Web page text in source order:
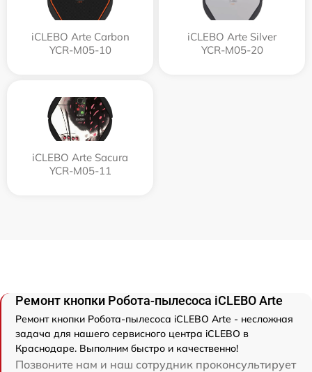
iCLEBO Arte Carbon
YCR-M05-10
iCLEBO Arte Silver
YCR-M05-20
iCLEBO Arte Sacura
YCR-M05-11
Ремонт кнопки Робота-пылесоса iCLEBO Arte
Ремонт кнопки Робота-пылесоса iCLEBO Arte - несложная
задача для нашего сервисного центра iCLEBO в
Краснодаре. Выполним быстро и качественно!
Позвоните нам и наш сотрудник проконсультирует